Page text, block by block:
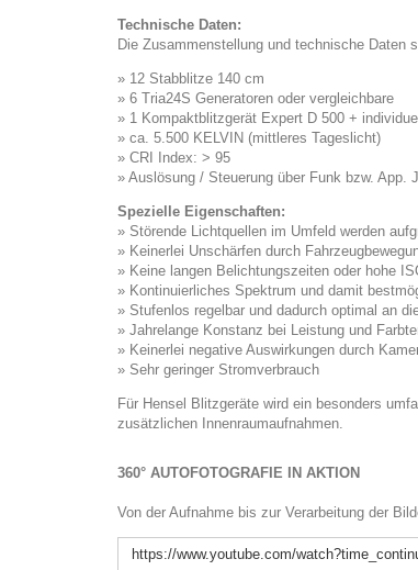
Technische Daten:
Die Zusammenstellung und technische Daten
» 12 Stabblitze 140 cm
» 6 Tria24S Generatoren oder vergleichbare
» 1 Kompaktblitzgerät Expert D 500 +
» ca. 5.500 KELVIN (mittleres Tageslicht)
» CRI Index: > 95
» Auslösung / Steuerung über Funk bzw. App.
Spezielle Eigenschaften:
» Störende Lichtquellen im Umfeld werden
» Keinerlei Unschärfen durch
» Keine langen Belichtungszeiten oder hohe
» Kontinuierliches Spektrum und damit
» Stufenlos regelbar und dadurch optimal an
» Jahrelange Konstanz bei Leistung und
» Keinerlei negative Auswirkungen durch
» Sehr geringer Stromverbrauch
Für Hensel Blitzgeräte wird ein besonders
zusätzlichen Innenraumaufnahmen.
360° AUTOFOTOGRAFIE IN AKTION
Von der Aufnahme bis zur Verarbeitung der
https://www.youtube.com/